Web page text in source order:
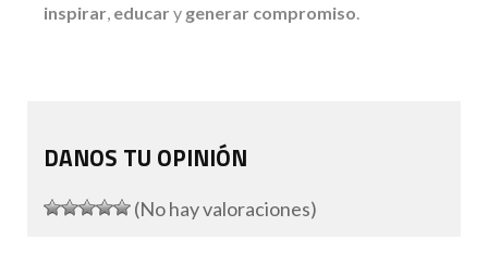
inspirar, educar y generar compromiso.
DANOS TU OPINIÓN
(No hay valoraciones)